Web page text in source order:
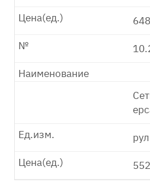
Цена(ед.)
№
Наименование
Ед.изм.
Цена(ед.)